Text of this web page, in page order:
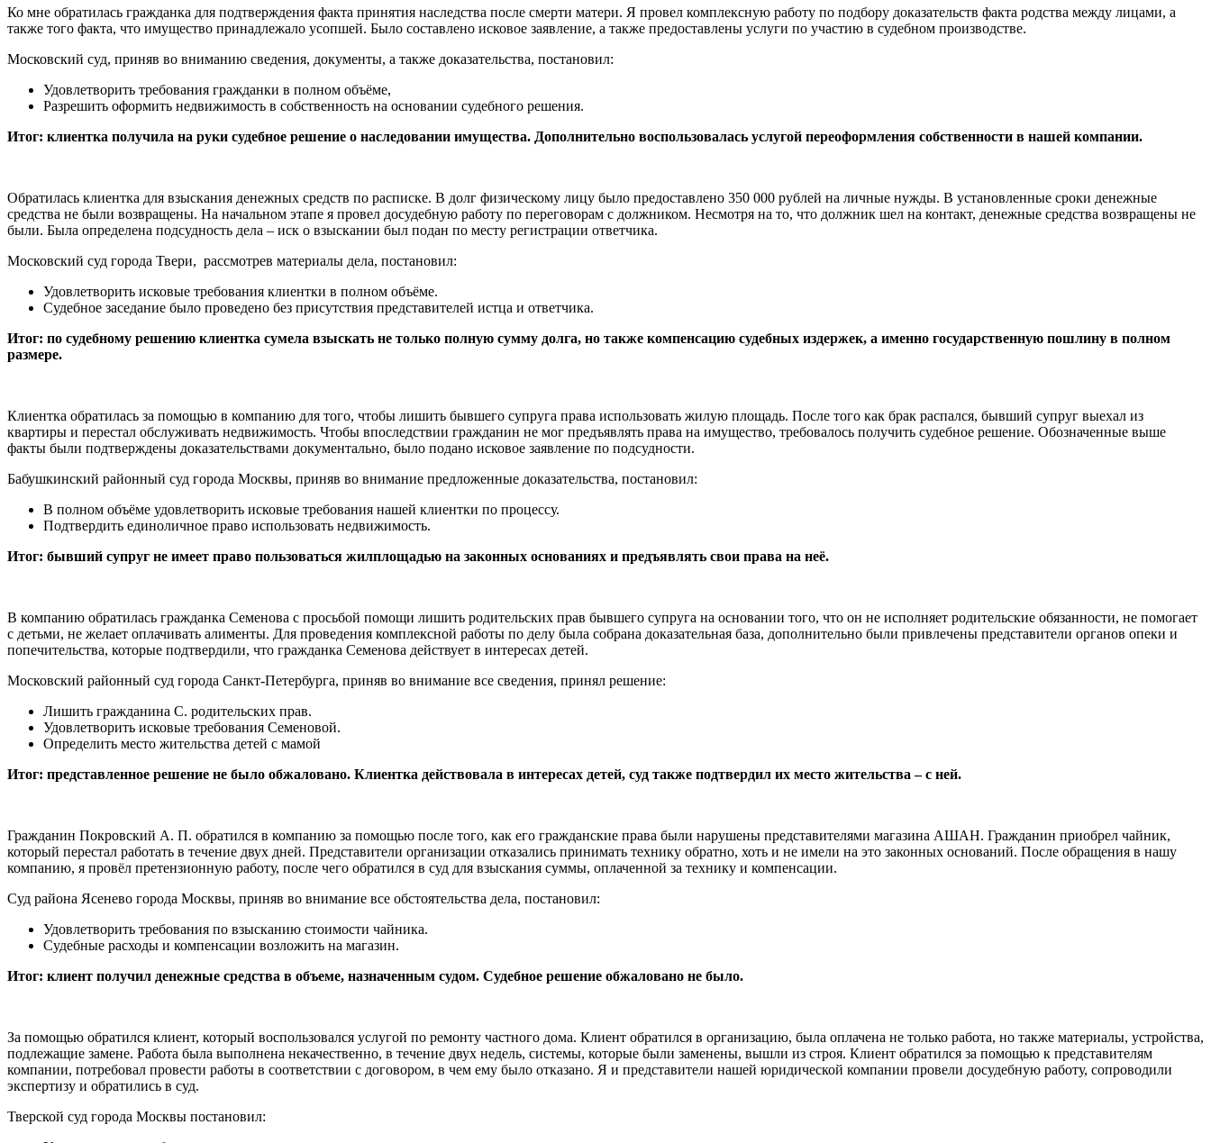
Ко мне обратилась гражданка для подтверждения факта принятия наследства после смерти матери. Я провел комплексную работу по подбору доказательств факта родства между лицами, а
также того факта, что имущество принадлежало усопшей. Было составлено исковое заявление, а также предоставлены услуги по участию в судебном производстве.
Московский суд, приняв во вниманию сведения, документы, а также доказательства, постановил:
Удовлетворить требования гражданки в полном объёме,
Разрешить оформить недвижимость в собственность на основании судебного решения.
Итог: клиентка получила на руки судебное решение о наследовании имущества. Дополнительно воспользовалась услугой переоформления собственности в нашей компании.
Обратилась клиентка для взыскания денежных средств по расписке. В долг физическому лицу было предоставлено 350 000 рублей на личные нужды. В установленные сроки денежные
средства не были возвращены. На начальном этапе я провел досудебную работу по переговорам с должником. Несмотря на то, что должник шел на контакт, денежные средства возвращены не
были. Была определена подсудность дела – иск о взыскании был подан по месту регистрации ответчика.
Московский суд города Твери, рассмотрев материалы дела, постановил:
Удовлетворить исковые требования клиентки в полном объёме.
Судебное заседание было проведено без присутствия представителей истца и ответчика.
Итог: по судебному решению клиентка сумела взыскать не только полную сумму долга, но также компенсацию судебных издержек, а именно государственную пошлину в полном
размере.
Клиентка обратилась за помощью в компанию для того, чтобы лишить бывшего супруга права использовать жилую площадь. После того как брак распался, бывший супруг выехал из
квартиры и перестал обслуживать недвижимость. Чтобы впоследствии гражданин не мог предъявлять права на имущество, требовалось получить судебное решение. Обозначенные выше
факты были подтверждены доказательствами документально, было подано исковое заявление по подсудности.
Бабушкинский районный суд города Москвы, приняв во внимание предложенные доказательства, постановил:
В полном объёме удовлетворить исковые требования нашей клиентки по процессу.
Подтвердить единоличное право использовать недвижимость.
Итог: бывший супруг не имеет право пользоваться жилплощадью на законных основаниях и предъявлять свои права на неё.
В компанию обратилась гражданка Семенова с просьбой помощи лишить родительских прав бывшего супруга на основании того, что он не исполняет родительские обязанности, не помогает
с детьми, не желает оплачивать алименты. Для проведения комплексной работы по делу была собрана доказательная база, дополнительно были привлечены представители органов опеки и
попечительства, которые подтвердили, что гражданка Семенова действует в интересах детей.
Московский районный суд города Санкт-Петербурга, приняв во внимание все сведения, принял решение:
Лишить гражданина С. родительских прав.
Удовлетворить исковые требования Семеновой.
Определить место жительства детей с мамой
Итог: представленное решение не было обжаловано. Клиентка действовала в интересах детей, суд также подтвердил их место жительства – с ней.
Гражданин Покровский А. П. обратился в компанию за помощью после того, как его гражданские права были нарушены представителями магазина АШАН. Гражданин приобрел чайник,
который перестал работать в течение двух дней. Представители организации отказались принимать технику обратно, хоть и не имели на это законных оснований. После обращения в нашу
компанию, я провёл претензионную работу, после чего обратился в суд для взыскания суммы, оплаченной за технику и компенсации.
Суд района Ясенево города Москвы, приняв во внимание все обстоятельства дела, постановил:
Удовлетворить требования по взысканию стоимости чайника.
Судебные расходы и компенсации возложить на магазин.
Итог: клиент получил денежные средства в объеме, назначенным судом. Судебное решение обжаловано не было.
За помощью обратился клиент, который воспользовался услугой по ремонту частного дома. Клиент обратился в организацию, была оплачена не только работа, но также материалы, устройства,
подлежащие замене. Работа была выполнена некачественно, в течение двух недель, системы, которые были заменены, вышли из строя. Клиент обратился за помощью к представителям
компании, потребовал провести работы в соответствии с договором, в чем ему было отказано. Я и представители нашей юридической компании провели досудебную работу, сопроводили
экспертизу и обратились в суд.
Тверской суд города Москвы постановил: